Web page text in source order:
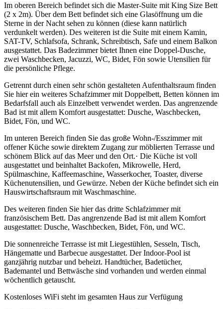
Im oberen Bereich befindet sich die Master-Suite mit King Size Bett
(2 x 2m). Über dem Bett befindet sich eine Glasöffnung um die
Sterne in der Nacht sehen zu können (diese kann natürlich
verdunkelt werden). Des weiteren ist die Suite mit einem Kamin,
SAT-TV, Schlafsofa, Schrank, Schreibtisch, Safe und einem Balkon
ausgestattet. Das Badezimmer bietet Ihnen eine Doppel-Dusche,
zwei Waschbecken, Jacuzzi, WC, Bidet, Fön sowie Utensilien für
die persönliche Pflege.
Getrennt durch einen sehr schön gestalteten Aufenthaltsraum finden
Sie hier ein weiteres Schafzimmer mit Doppelbett, Betten können im
Bedarfsfall auch als Einzelbett verwendet werden. Das angrenzende
Bad ist mit allem Komfort ausgestattet: Dusche, Waschbecken,
Bidet, Fön, und WC.
Im unteren Bereich finden Sie das große Wohn-/Esszimmer mit
offener Küche sowie direktem Zugang zur möblierten Terrasse und
schönem Blick auf das Meer und den Ort.· Die Küche ist voll
ausgestattet und beinhaltet Backofen, Mikrowelle, Herd,
Spülmaschine, Kaffeemaschine, Wasserkocher, Toaster, diverse
Küchenutensilien, und Gewürze. Neben der Küche befindet sich ein
Hauswirtschaftsraum mit Waschmaschine.
Des weiteren finden Sie hier das dritte Schlafzimmer mit
französischem Bett. Das angrenzende Bad ist mit allem Komfort
ausgestattet: Dusche, Waschbecken, Bidet, Fön, und WC.
Die sonnenreiche Terrasse ist mit Liegestühlen, Sesseln, Tisch,
Hängematte und Barbecue ausgestattet. Der Indoor-Pool ist
ganzjährig nutzbar und beheizt. Handtücher, Badetücher,
Bademantel und Bettwäsche sind vorhanden und werden einmal
wöchentlich getauscht.
Kostenloses WiFi steht im gesamten Haus zur Verfügung